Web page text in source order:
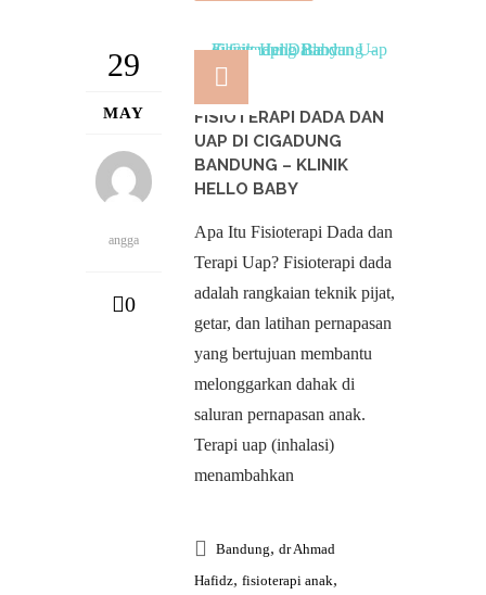
29
MAY
angga
0
FISIOTERAPI DADA DAN
UAP DI CIGADUNG
BANDUNG – KLINIK
HELLO BABY
Apa Itu Fisioterapi Dada dan
Terapi Uap? Fisioterapi dada
adalah rangkaian teknik pijat,
getar, dan latihan pernapasan
yang bertujuan membantu
melonggarkan dahak di
saluran pernapasan anak.
Terapi uap (inhalasi)
menambahkan
Bandung, dr Ahmad
Hafidz, fisioterapi anak,